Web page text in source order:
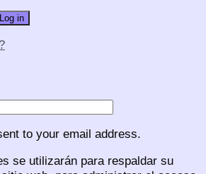
Log in
to your email address.
se utilizarán para respaldar su